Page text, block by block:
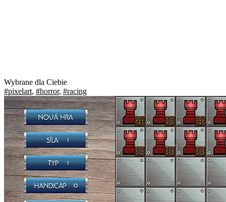
Wybrane dla Ciebie
#pixelart, #horror, #racing